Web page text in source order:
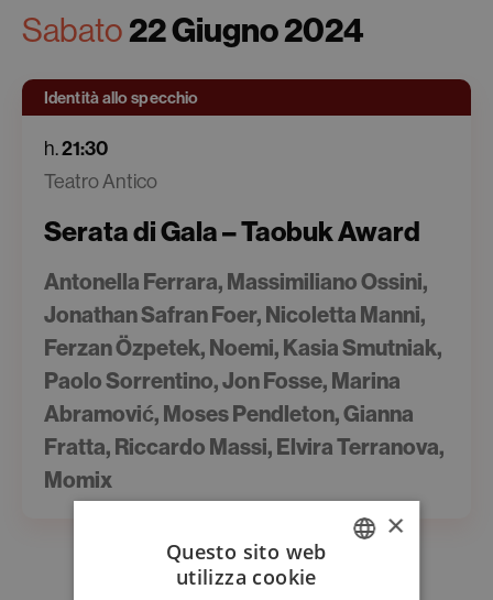
Sabato22 Giugno 2024
Identità allo specchio
h.21:30
Teatro Antico
Serata di Gala – Taobuk Award
Antonella Ferrara, Massimiliano Ossini,
Jonathan Safran Foer, Nicoletta Manni,
Ferzan Özpetek, Noemi, Kasia Smutniak,
Paolo Sorrentino, Jon Fosse, Marina
Abramović, Moses Pendleton, Gianna
Fratta, Riccardo Massi, Elvira Terranova,
Momix
×
Questo sito web
utilizza cookie